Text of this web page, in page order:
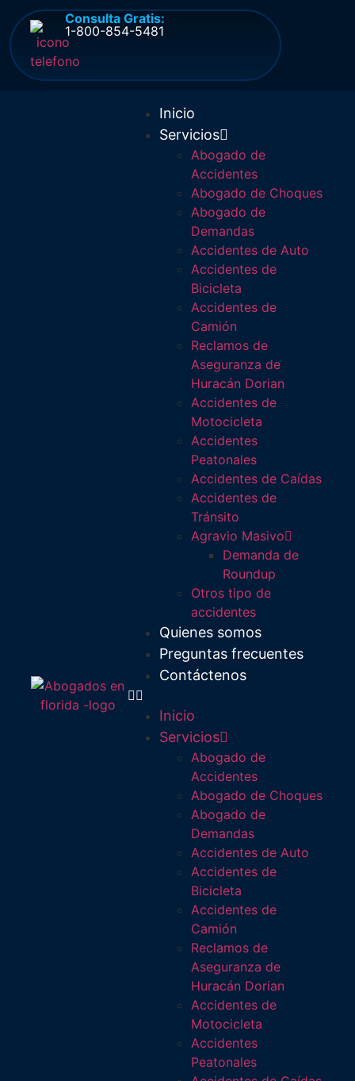
Consulta Gratis:
1-800-854-5481
Inicio
Servicios
Abogado de
Accidentes
Abogado de Choques
Abogado de
Demandas
Accidentes de Auto
Accidentes de
Bicicleta
Accidentes de
Camión
Reclamos de
Aseguranza de
Huracán Dorian
Accidentes de
Motocicleta
Accidentes
Peatonales
Accidentes de Caídas
Accidentes de
Tránsito
Agravio Masivo
Demanda de
Roundup
Otros tipo de
accidentes
Quienes somos
Preguntas frecuentes
Contáctenos
Inicio
Servicios
Abogado de
Accidentes
Abogado de Choques
Abogado de
Demandas
Accidentes de Auto
Accidentes de
Bicicleta
Accidentes de
Camión
Reclamos de
Aseguranza de
Huracán Dorian
Accidentes de
Motocicleta
Accidentes
Peatonales